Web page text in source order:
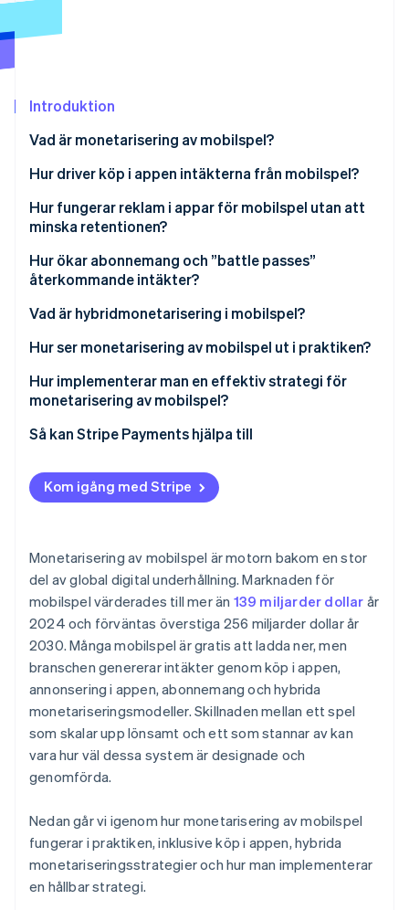
Identitetsverifiering online
Titta nu
Introduktion
Vad är monetarisering av mobilspel?
Hur driver köp i appen intäkterna från mobilspel?
Hur fungerar reklam i appar för mobilspel utan att
minska retentionen?
Hur ökar abonnemang och ”battle passes”
återkommande intäkter?
Vad är hybridmonetarisering i mobilspel?
Hur ser monetarisering av mobilspel ut i praktiken?
Hur implementerar man en effektiv strategi för
monetarisering av mobilspel?
Så kan Stripe Payments hjälpa till
Kom igång med Stripe
Monetarisering av mobilspel är motorn bakom en stor
del av global digital underhållning. Marknaden för
mobilspel värderades till mer än 139 miljarder dollar år
2024 och förväntas överstiga 256 miljarder dollar år
2030. Många mobilspel är gratis att ladda ner, men
branschen genererar intäkter genom köp i appen,
annonsering i appen, abonnemang och hybrida
monetariseringsmodeller. Skillnaden mellan ett spel
som skalar upp lönsamt och ett som stannar av kan
vara hur väl dessa system är designade och
genomförda.
Nedan går vi igenom hur monetarisering av mobilspel
fungerar i praktiken, inklusive köp i appen, hybrida
monetariseringsstrategier och hur man implementerar
en hållbar strategi.